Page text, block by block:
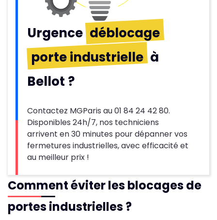
Urgence déblocage
porte industrielle à
Bellot ?
Contactez MGParis au 01 84 24 42 80.
Disponibles 24h/7, nos techniciens
arrivent en 30 minutes pour dépanner vos
fermetures industrielles, avec efficacité et
au meilleur prix !
Comment éviter les blocages de
portes industrielles ?